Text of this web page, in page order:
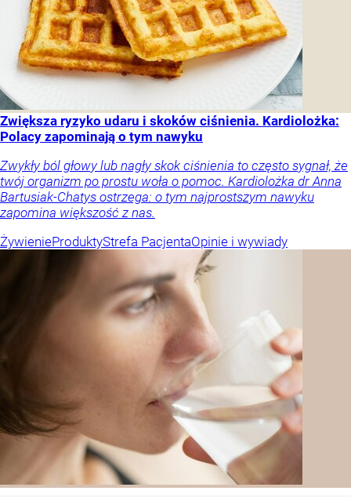
Zwiększa ryzyko udaru i skoków ciśnienia. Kardiolożka:
Polacy zapominają o tym nawyku
Zwykły ból głowy lub nagły skok ciśnienia to często sygnał, że
twój organizm po prostu woła o pomoc. Kardiolożka dr Anna
Bartusiak-Chatys ostrzega: o tym najprostszym nawyku
zapomina większość z nas.
ŻywienieProduktyStrefa PacjentaOpinie i wywiady